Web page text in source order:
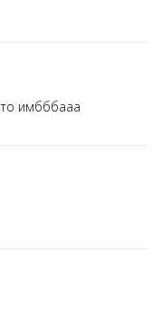
имбббааа